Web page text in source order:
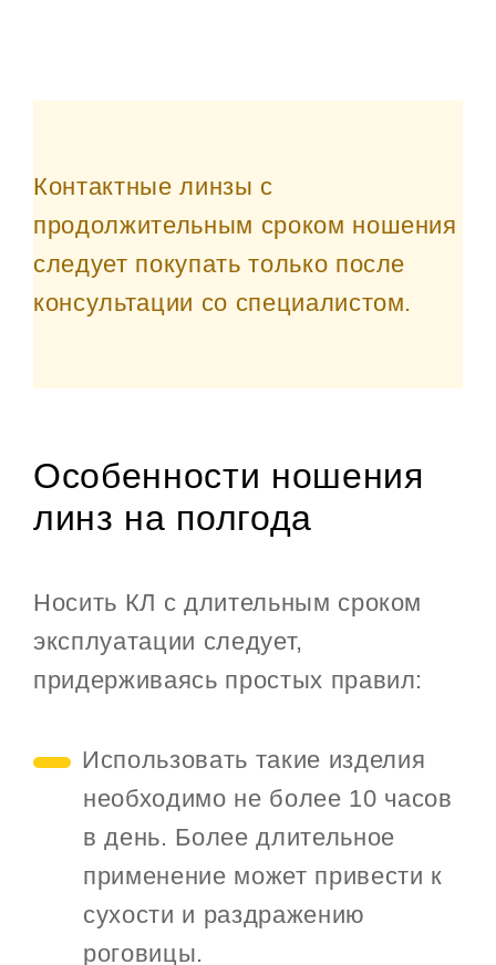
Контактные линзы с
продолжительным сроком ношения
следует покупать только после
консультации со специалистом.
Особенности ношения
линз на полгода
Носить КЛ с длительным сроком
эксплуатации следует,
придерживаясь простых правил:
Использовать такие изделия
необходимо не более 10 часов
в день. Более длительное
применение может привести к
сухости и раздражению
роговицы.